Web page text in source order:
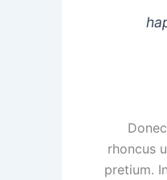
rhoncus
pretium.